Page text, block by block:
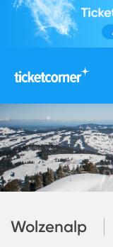
Wolzenalp